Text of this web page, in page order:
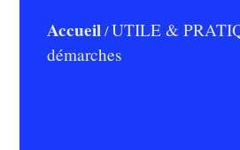
Accueil/UTILE &
démarches